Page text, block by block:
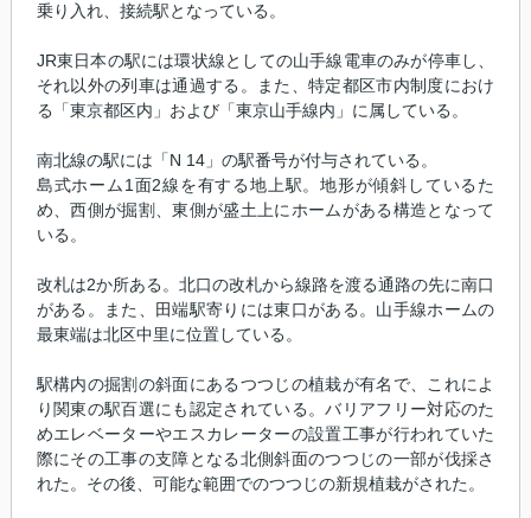
乗り入れ、接続駅となっている。
JR東日本の駅には環状線としての山手線電車のみが停車し、
それ以外の列車は通過する。また、特定都区市内制度におけ
る「東京都区内」および「東京山手線内」に属している。
南北線の駅には「N 14」の駅番号が付与されている。
島式ホーム1面2線を有する地上駅。地形が傾斜しているた
め、西側が掘割、東側が盛土上にホームがある構造となって
いる。
改札は2か所ある。北口の改札から線路を渡る通路の先に南口
がある。また、田端駅寄りには東口がある。山手線ホームの
最東端は北区中里に位置している。
駅構内の掘割の斜面にあるつつじの植栽が有名で、これによ
り関東の駅百選にも認定されている。バリアフリー対応のた
めエレベーターやエスカレーターの設置工事が行われていた
際にその工事の支障となる北側斜面のつつじの一部が伐採さ
れた。その後、可能な範囲でのつつじの新規植栽がされた。